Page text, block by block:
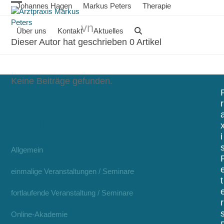
Skip
content
Johannes Hagen Markus Peters Therapie
Über uns Kontakt Aktuelles
Open
mobile
menu
Close
mobile
menu
vn
Dieser Autor hat geschrieben 0 Artikel
Keine Beiträge gefunden.
Allgemein
einmalige Veranstaltungen / Seminare
fortlaufende Veranstaltung / Seminare
Online-Akademie
r
i
t
r